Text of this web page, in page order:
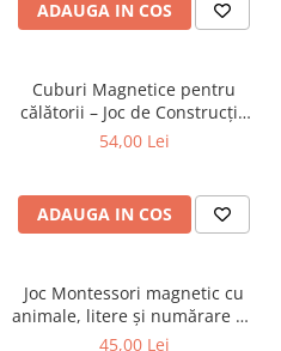
ADAUGA IN COS
Cuburi Magnetice pentru
călătorii – Joc de Construcție
STEM, 3 ani+
54,00 Lei
ADAUGA IN COS
Joc Montessori magnetic cu
animale, litere și numărare pe
degete
45,00 Lei